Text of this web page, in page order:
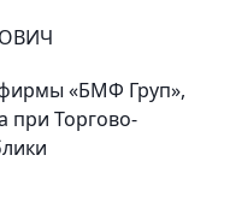
«БМФ Груп»,
при Торгово-